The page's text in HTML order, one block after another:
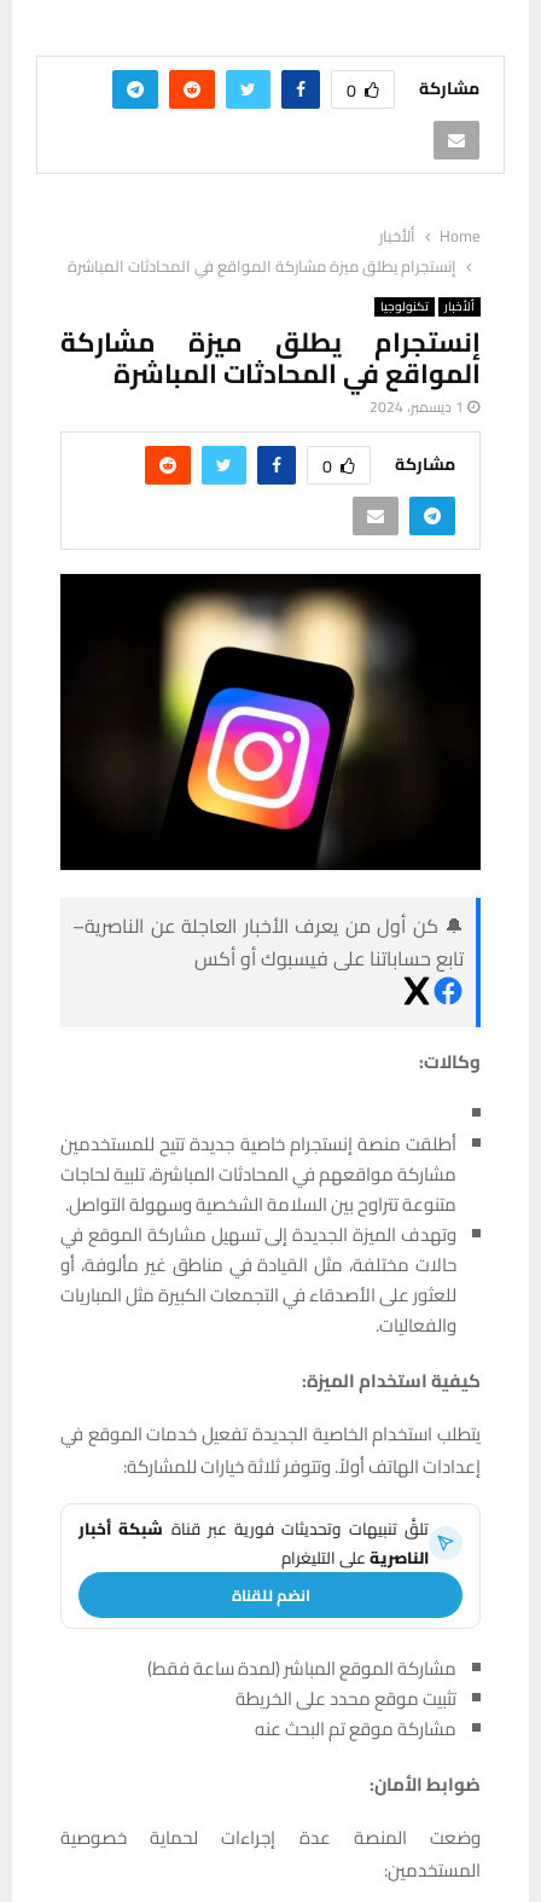
مشاركة 0
Home
ألأخبار
إنستجرام يطلق ميزة مشاركة المواقع في المحادثات المباشرة
ألأخبار تكنولوجيا
إنستجرام يطلق ميزة مشاركة
المواقع في المحادثات المباشرة
1 ديسمبر، 2024
مشاركة 0
🔔 كن أول من يعرف الأخبار العاجلة عن الناصرية–
تابع حساباتنا على فيسبوك أو أكس
وكالات:
أطلقت منصة إنستجرام خاصية جديدة تتيح للمستخدمين
مشاركة مواقعهم في المحادثات المباشرة، تلبية لحاجات
متنوعة تتراوح بين السلامة الشخصية وسهولة التواصل.
وتهدف الميزة الجديدة إلى تسهيل مشاركة الموقع في
حالات مختلفة، مثل القيادة في مناطق غير مألوفة، أو
للعثور على الأصدقاء في التجمعات الكبيرة مثل المباريات
والفعاليات.
كيفية استخدام الميزة:
يتطلب استخدام الخاصية الجديدة تفعيل خدمات الموقع في
إعدادات الهاتف أولاً. وتتوفر ثلاثة خيارات للمشاركة:
تلقَّ تنبيهات وتحديثات فورية عبر قناة شبكة أخبار
الناصريةعلى التليغرام
انضم للقناة
مشاركة الموقع المباشر (لمدة ساعة فقط)
تثبيت موقع محدد على الخريطة
مشاركة موقع تم البحث عنه
ضوابط الأمان:
وضعت المنصة عدة إجراءات لحماية خصوصية
المستخدمين: